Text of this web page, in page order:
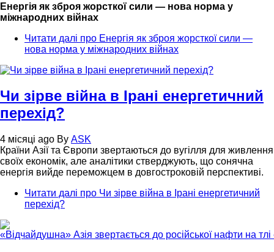
Енергія як зброя жорсткої сили — нова норма у
міжнародних війнах
Читати далі про Енергія як зброя жорсткої сили —
нова норма у міжнародних війнах
Чи зірве війна в Ірані енергетичний
перехід?
4 місяці ago By ASK
Країни Азії та Європи звертаються до вугілля для живлення
своїх економік, але аналітики стверджують, що сонячна
енергія вийде переможцем в довгостроковій перспективі.
Читати далі про Чи зірве війна в Ірані енергетичний
перехід?